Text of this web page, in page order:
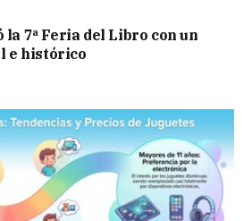
7ª Feria del Libro con un
e histórico